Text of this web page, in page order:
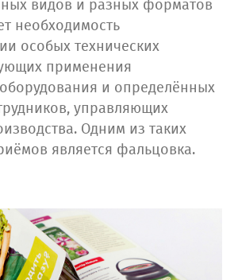
видов и разных форматов
необходимость
особых технических
применения
и определённых
управляющих
Одним из таких
является фальцовка.